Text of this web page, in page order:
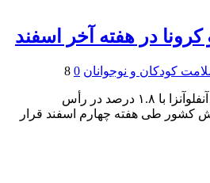
کرونا در هفته آخر اسفند
کودکان و نوجوانان 0
8
بنابر اعلام وزارت بهداشت، آنفلوآنزا با ۱.۸ درصد در رأس
طی هفته چهارم اسفند قرار